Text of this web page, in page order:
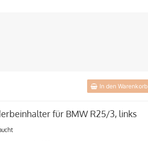
In den Warenkorb
für BMW R25/3, links